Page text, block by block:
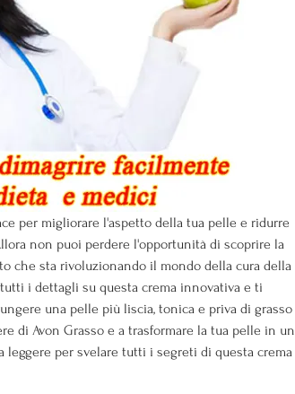
per migliorare l'aspetto della tua pelle e ridurre
non puoi perdere l'opportunità di scoprire la
che sta rivoluzionando il mondo della cura della
i dettagli su questa crema innovativa e ti
una pelle più liscia, tonica e priva di grasso
di Avon Grasso e a trasformare la tua pelle in un
leggere per svelare tutti i segreti di questa crema